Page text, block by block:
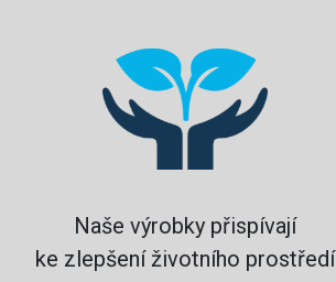
Naše výrobky přispívají
ke zlepšení životního prostředí